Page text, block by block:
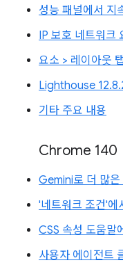
성능 패널에서 지
IP 보호 네트워크
요소 > 레이아웃
Lighthouse
기타 주요 내용
Chrome 140
Gemini로 더 많은
'네트워크 조건'
CSS 속성 도움말
사용자 에이전트